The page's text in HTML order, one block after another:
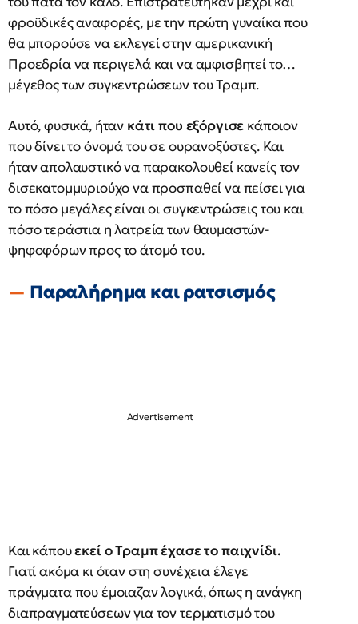
φροϋδικές αναφορές, με την πρώτη γυναίκα που
θα μπορούσε να εκλεγεί στην αμερικανική
Προεδρία να περιγελά και να αμφισβητεί το…
μέγεθος των συγκεντρώσεων του Τραμπ.
Αυτό, φυσικά, ήταν κάτι που εξόργισε κάποιον
που δίνει το όνομά του σε ουρανοξύστες. Και
ήταν απολαυστικό να παρακολουθεί κανείς τον
δισεκατομμυριούχο να προσπαθεί να πείσει για
το πόσο μεγάλες είναι οι συγκεντρώσεις του και
πόσο τεράστια η λατρεία των θαυμαστών-
ψηφοφόρων προς το άτομό του.
Παραλήρημα και ρατσισμός
Και κάπουεκεί ο Τραμπ έχασε το παιχνίδι.
Γιατί ακόμα κι όταν στη συνέχεια έλεγε
πράγματα που έμοιαζαν λογικά, όπως η ανάγκη
διαπραγματεύσεων για τον τερματισμό του